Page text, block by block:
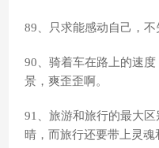
89、只求能感动自己，不
90、骑着车在路上的速
景，爽歪歪啊。
91、旅游和旅行的最大
晴，而旅行还要带上灵魂